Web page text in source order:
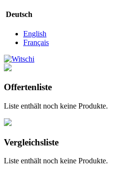
Deutsch
English
Français
Offertenliste
Liste enthält noch keine Produkte.
Vergleichsliste
Liste enthält noch keine Produkte.